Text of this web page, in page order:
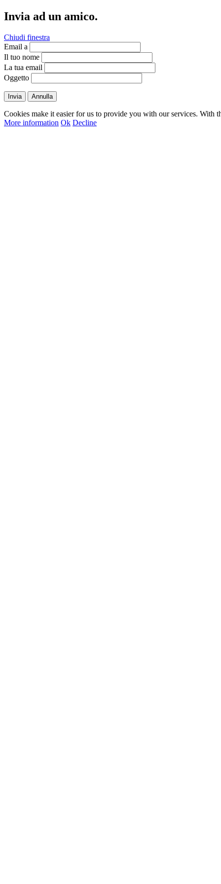
Invia ad un amico.
Chiudi finestra
Email a
Il tuo nome
La tua email
Oggetto
Invia Annulla
Cookies make it easier for us to provide you with our services. With
More information Ok Decline